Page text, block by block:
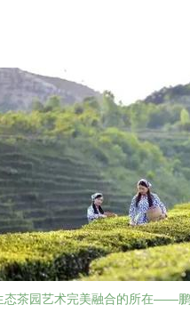
茶园艺术完美融合的所在——